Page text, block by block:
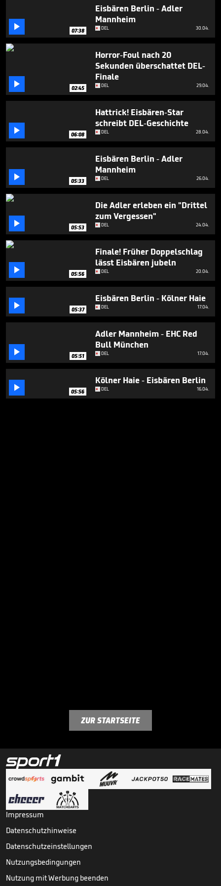
seconds
 07:38
Eisbären Berlin - Adler
Mannheim
DEL 30.04.
 02:45
Horror-Foul nach 20
Sekunden überschattet DEL-
Finale
DEL 29.04.
 06:08
Hattrick! Eisbären-Star
schreibt DEL-Geschichte
DEL 28.04.
 05:33
Eisbären Berlin - Adler
Mannheim
DEL 26.04.
 05:53
Die Adler erleben ein "Drittel
zum Vergessen"
DEL 24.04.
 05:56
Finale! Früher Doppelschlag
lässt Eisbären jubeln
DEL 20.04.
 05:37
Eisbären Berlin - Kölner Haie
DEL 17.04.
 05:51
Adler Mannheim - EHC Red
Bull München
DEL 17.04.
 05:56
Kölner Haie - Eisbären Berlin
DEL 16.04.
ZUR STARTSEITE
Impressum
Datenschutzhinweise
Datenschutzeinstellungen
Nutzungsbedingungen
Nutzung mit Werbung beenden